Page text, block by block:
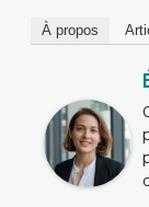
À propos